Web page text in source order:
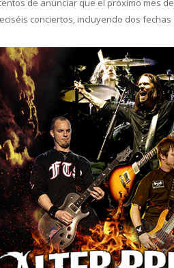
de anunciar que el próximo mes
conciertos, incluyendo dos